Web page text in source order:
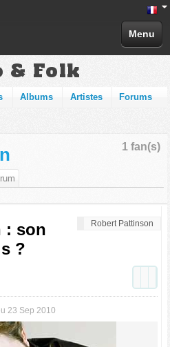
Menu
& Folk
Albums Artistes Forums
1 fan(s)
Robert Pattinson
: son
?
23 Sep 2010